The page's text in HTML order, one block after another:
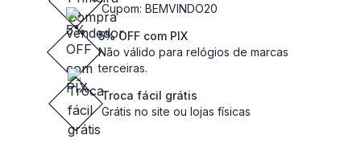
Cupom: BEMVINDO20
5% OFF com PIX
Não válido para relógios de marcas
terceiras.
Troca fácil grátis
Grátis no site ou lojas físicas